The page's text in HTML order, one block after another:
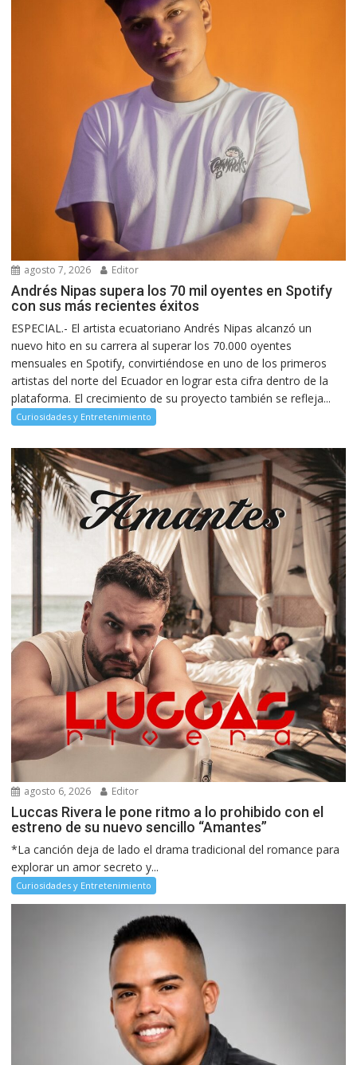
agosto 7, 2026 Editor
Andrés Nipas supera los 70 mil oyentes en Spotify
con sus más recientes éxitos
ESPECIAL.- El artista ecuatoriano Andrés Nipas alcanzó un
nuevo hito en su carrera al superar los 70.000 oyentes
mensuales en Spotify, convirtiéndose en uno de los primeros
artistas del norte del Ecuador en lograr esta cifra dentro de la
plataforma. El crecimiento de su proyecto también se refleja...
Curiosidades y Entretenimiento
agosto 6, 2026 Editor
Luccas Rivera le pone ritmo a lo prohibido con el
estreno de su nuevo sencillo “Amantes”
*La canción deja de lado el drama tradicional del romance para
explorar un amor secreto y...
Curiosidades y Entretenimiento